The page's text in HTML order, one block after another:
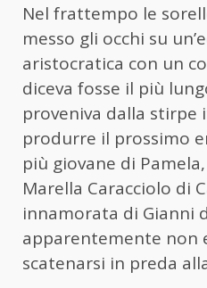
Nel frattempo le
messo gli occhi su
aristocratica con un
diceva fosse il più
proveniva dalla stirpe
produrre il prossimo
più giovane di
Marella Caracciolo di
innamorata di Gianni
apparentemente non
scatenarsi in preda